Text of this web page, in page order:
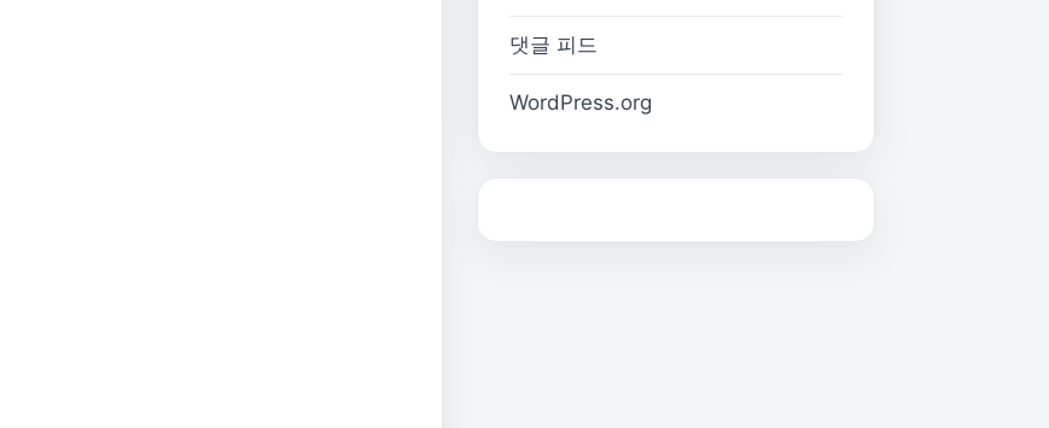
댓글 피드
WordPress.org